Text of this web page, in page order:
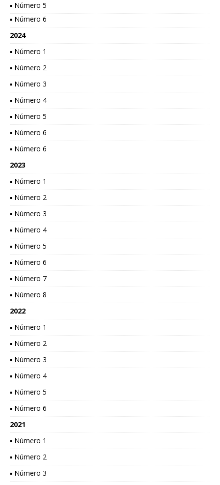
▪ Número 5
▪ Número 6
2024
▪ Número 1
▪ Número 2
▪ Número 3
▪ Número 4
▪ Número 5
▪ Número 6
▪ Número 6
2023
▪ Número 1
▪ Número 2
▪ Número 3
▪ Número 4
▪ Número 5
▪ Número 6
▪ Número 7
▪ Número 8
2022
▪ Número 1
▪ Número 2
▪ Número 3
▪ Número 4
▪ Número 5
▪ Número 6
2021
▪ Número 1
▪ Número 2
▪ Número 3